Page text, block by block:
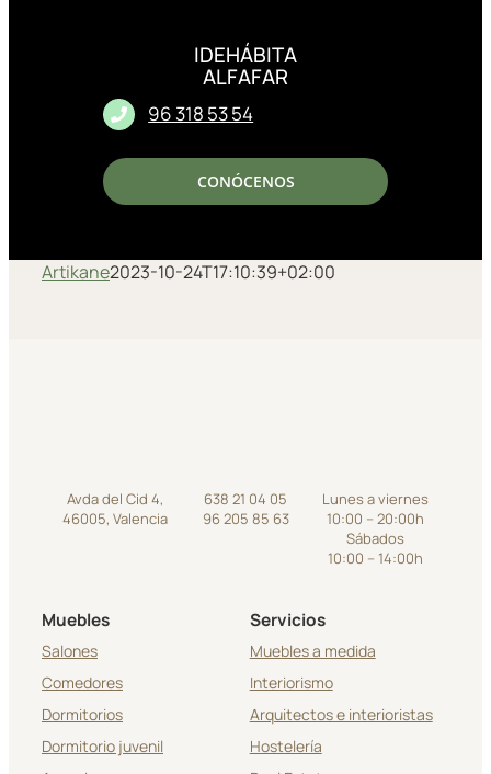
IDEHÁBITA
ALFAFAR
96 318 53 54
CONÓCENOS
Artikane2023-10-24T17:10:39+02:00
Avda del Cid 4,
46005, Valencia
638 21 04 05
96 205 85 63
Lunes a viernes
10:00 – 20:00h
Sábados
10:00 – 14:00h
Muebles
Salones
Comedores
Dormitorios
Dormitorio juvenil
Servicios
Muebles a medida
Interiorismo
Arquitectos e interioristas
Hostelería